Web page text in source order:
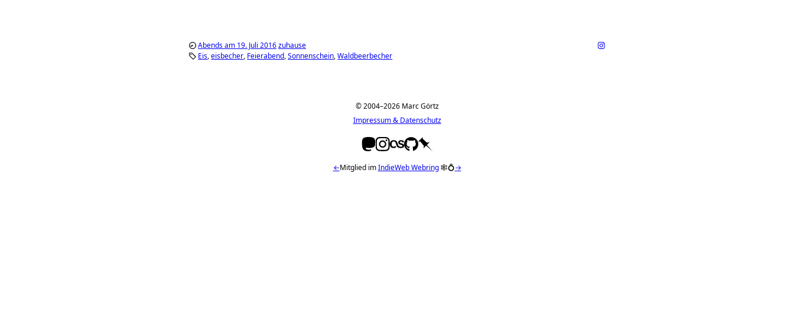
Abends am 19. Juli 2016zuhause
Eis eisbecher Feierabend Sonnenschein Waldbeerbecher
© 2004–2026 Marc Görtz
Impressum & Datenschutz
←Mitglied imIndieWeb Webring🕸💍→